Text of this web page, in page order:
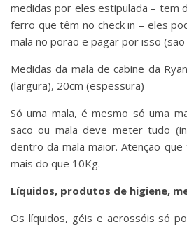
medidas por eles estipulada – tem
ferro que têm no check in – eles
mala no porão e pagar por isso (são
Medidas da mala de cabine da
(largura), 20cm (espessura)
Só uma mala, é mesmo só uma
saco ou mala deve meter tudo
dentro da mala maior. Atenção
mais do que 10Kg.
Líquidos, produtos de higiene,
Os líquidos, géis e aerossóis só